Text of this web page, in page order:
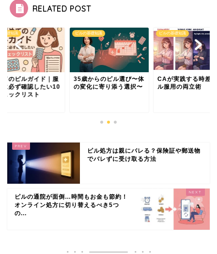
RELATED POST
ルの基礎知識
歳からのピル選び〜体
変化に寄り添う選択〜
ピルの基礎知識
CAが実践する時差とピ
ル服用の両立術
ピルの基礎知識
初めてのピルガイ
用前に必ず確認し
ピル処方は親にバレる？保険証や郵送物
でバレずに受け取る方法
ピルの通院が面倒…時間もお金も節約！
オンライン処方に切り替えるべき5つ
の...